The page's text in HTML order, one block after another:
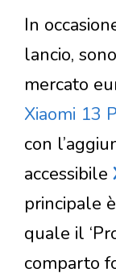
In
lancio,
mercato
Xiaomi 13
con
accessibile
principale
quale il
comparto